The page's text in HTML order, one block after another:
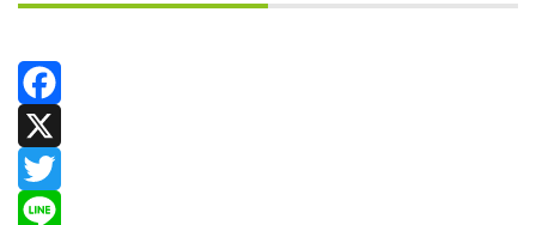
Facebook
X
Twitter